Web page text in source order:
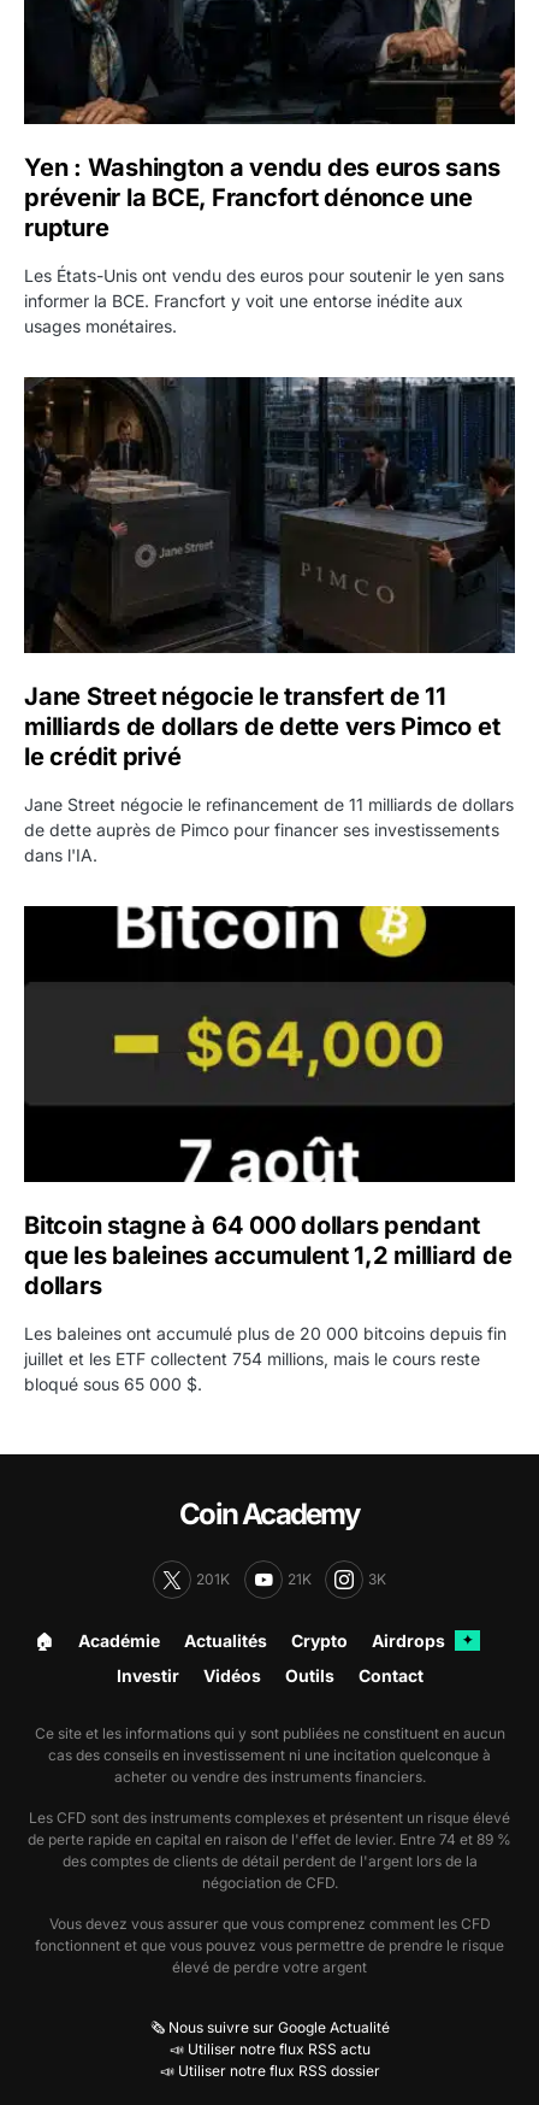
Yen : Washington a vendu des euros sans
prévenir la BCE, Francfort dénonce une
rupture
Les États-Unis ont vendu des euros pour soutenir le yen sans
informer la BCE. Francfort y voit une entorse inédite aux
usages monétaires.
Jane Street négocie le transfert de 11 milliards de
Jane Street négocie le transfert de 11
milliards de dollars de dette vers Pimco et
le crédit privé
Jane Street négocie le refinancement de 11 milliards de dollars
de dette auprès de Pimco pour financer ses investissements
dans l'IA.
Bitcoin stagne à 64 000 dollars pendant que les
Bitcoin stagne à 64 000 dollars pendant
que les baleines accumulent 1,2 milliard de
dollars
Les baleines ont accumulé plus de 20 000 bitcoins depuis fin
juillet et les ETF collectent 754 millions, mais le cours reste
bloqué sous 65 000 $.
Coin Academy
201K 21K 3K
🏠︎ Académie Actualités Crypto Airdrops ✦
Investir Vidéos Outils Contact
Ce site et les informations qui y sont publiées ne constituent en aucun
cas des conseils en investissement ni une incitation quelconque à
acheter ou vendre des instruments financiers.
Les CFD sont des instruments complexes et présentent un risque élevé
de perte rapide en capital en raison de l'effet de levier. Entre 74 et 89 %
des comptes de clients de détail perdent de l'argent lors de la
négociation de CFD.
Vous devez vous assurer que vous comprenez comment les CFD
fonctionnent et que vous pouvez vous permettre de prendre le risque
élevé de perdre votre argent
🗞️ Nous suivre sur Google Actualité
📣 Utiliser notre flux RSS actu
📣 Utiliser notre flux RSS dossier